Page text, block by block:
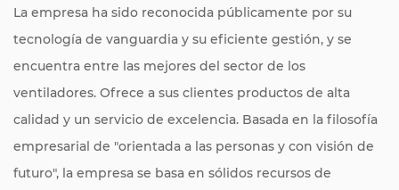
La empresa ha sido reconocida públicamente por su
tecnología de vanguardia y su eficiente gestión, y se
encuentra entre las mejores del sector de los
ventiladores. Ofrece a sus clientes productos de alta
calidad y un servicio de excelencia. Basada en la filosofía
empresarial de "orientada a las personas y con visión de
futuro", la empresa se basa en sólidos recursos de